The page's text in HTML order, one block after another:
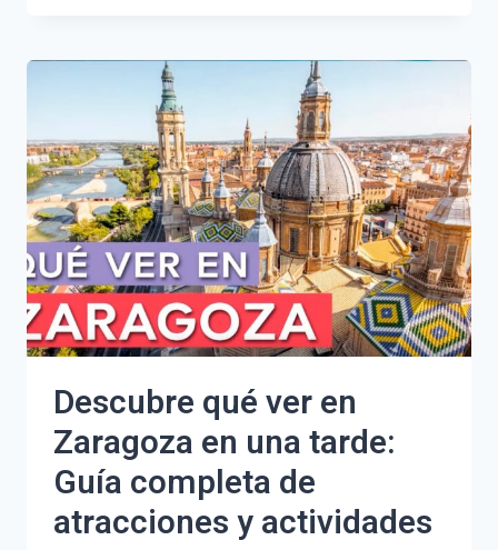
EN
UN
DÍA
PARA
NO
PERDERTE
NADA
Descubre qué ver en
Zaragoza en una tarde:
Guía completa de
atracciones y actividades